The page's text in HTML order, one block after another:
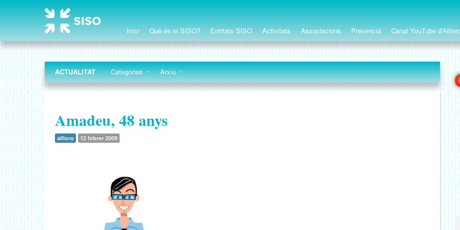
Inici Què és el SISO? Entitats SISO Activitats Associacions Prevenció Canal YouTube
ACTUALITAT Categories Arxiu
Amadeu, 48 anys
allloro 12 febrer 2009